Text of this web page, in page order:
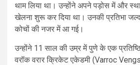
थाम लिया था। उन्होंने अपने पड़ोस में और
खेलना शुरू कर दिया था। उनकी प्रतिभा
कोचों की नजर में आ गई।
उन्होंने 11 साल की उम्र में पुणे के एक
वरॉक वरार क्रिकेट एकेडमी (Varroc